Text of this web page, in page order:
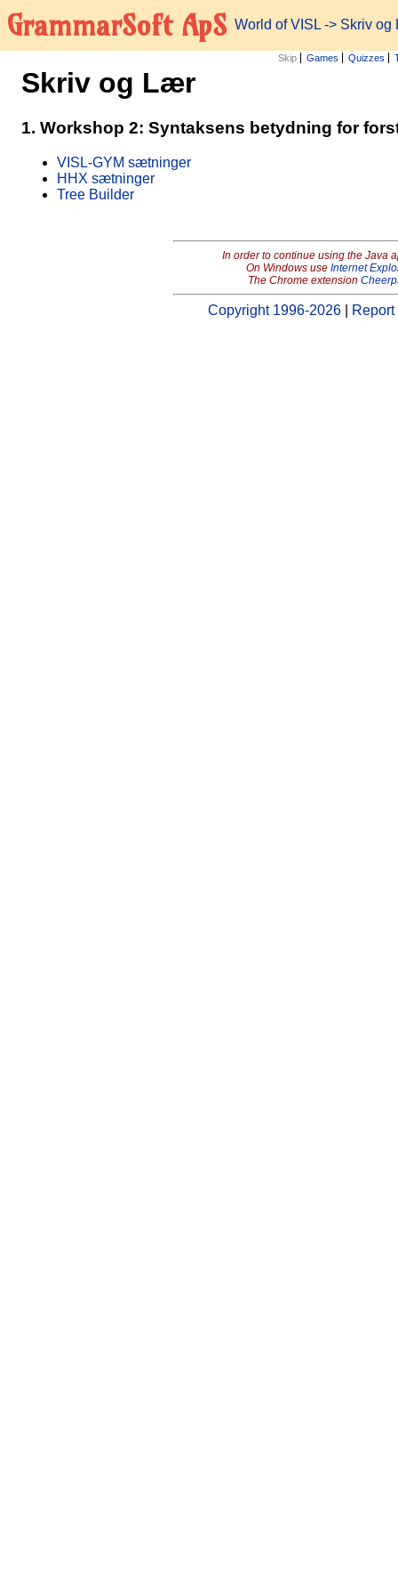
GrammarSoft ApS World of VISL -> Skriv
Skip Games Quizzes
Skriv og Lær
1. Workshop 2: Syntaksens betydning for
VISL-GYM sætninger
HHX sætninger
Tree Builder
In order to continue using the Java
On Windows use Internet
The Chrome extension
Copyright 1996-2026